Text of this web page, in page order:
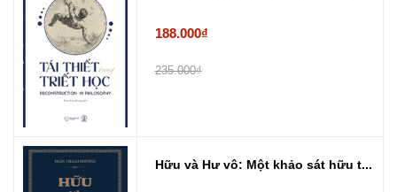
188.000₫
235.000₫
Hữu và Hư vô: Một khảo sát hữu t...